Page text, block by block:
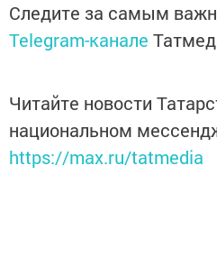
Следите за самым
Telegram-канале
Читайте новости
национальном
https://max.ru/tatmedia